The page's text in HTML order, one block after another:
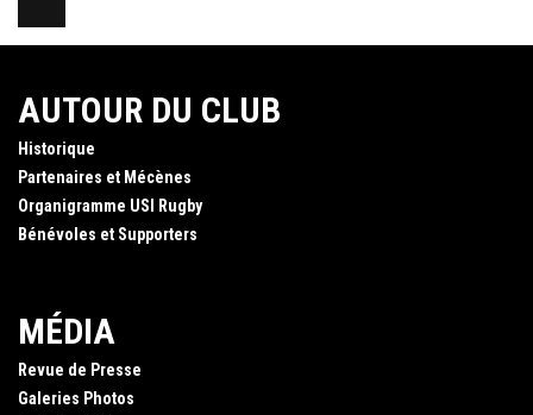
AUTOUR DU CLUB
Historique
Partenaires et Mécènes
Organigramme USI Rugby
Bénévoles et Supporters
MÉDIA
Revue de Presse
Galeries Photos